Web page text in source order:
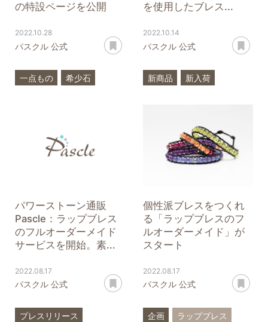
の特設ページを公開
2022.10.28
パスクル 公式
あとで読む
一点もの
希少石
を使用したブレス...
2022.10.14
パスクル 公式
新商品
新入荷
エメラルド
翡翠
黒翡翠
パワーストーン通販
Pascle：ラップブレス
のフルオーダーメイド
サービスを開始。素...
2022.08.17
パスクル 公式
あとで読む
プレスリリース
個性派ブレスをつくれ
る「ラップブレスのフ
ルオーダーメイド」が
スタート
2022.08.17
パスクル 公式
企画
ラップブレス